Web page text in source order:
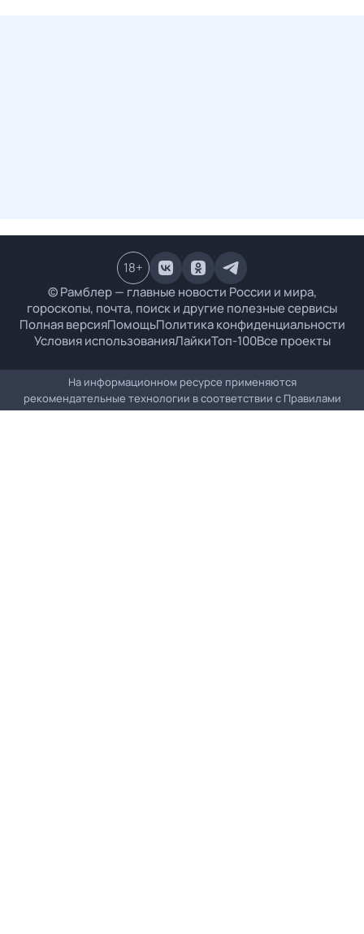
© Рамблер — главные новости России и мира,
гороскопы, почта, поиск и другие полезные сервисы
Полная версияПомощьПолитика конфиденциальности
Условия использованияЛайкиТоп-100Все проекты
18+
На информационном ресурсе применяются
рекомендательные технологии в соответствии с Правилами